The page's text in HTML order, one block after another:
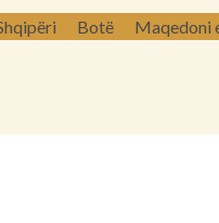
Botë Maqedoni